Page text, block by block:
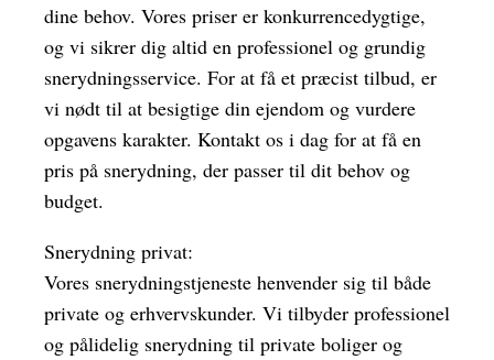
dine behov. Vores priser er konkurrencedygtige,
og vi sikrer dig altid en professionel og grundig
snerydningsservice. For at få et præcist tilbud, er
vi nødt til at besigtige din ejendom og vurdere
opgavens karakter. Kontakt os i dag for at få en
pris på snerydning, der passer til dit behov og
budget.
Snerydning privat:
Vores snerydningstjeneste henvender sig til både
private og erhvervskunder. Vi tilbyder professionel
og pålidelig snerydning til private boliger og